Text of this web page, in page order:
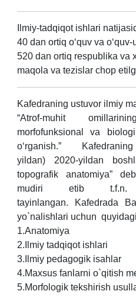
Ilmiy-tadqiqot ishlari
40 dan ortiq o‘quv va
520 dan ortiq respublika va
maqola va tezislar chop
Kafedraning ustuvor ilmiy
“Atrof-muhit
morfofunksional va
o‘rganish.”
yildan) 2020-yildan
topografik anatomiya”
mudiri etib t.f.n.
tayinlangan.
Kafedrada
yo`nalishlari uchun
1.Anatomiya
2.Ilmiy tadqiqot ishlari
3.Ilmiy pedagogik isahlar
4.Maxsus fanlarni o`qitish
5.Morfologik tekshirish